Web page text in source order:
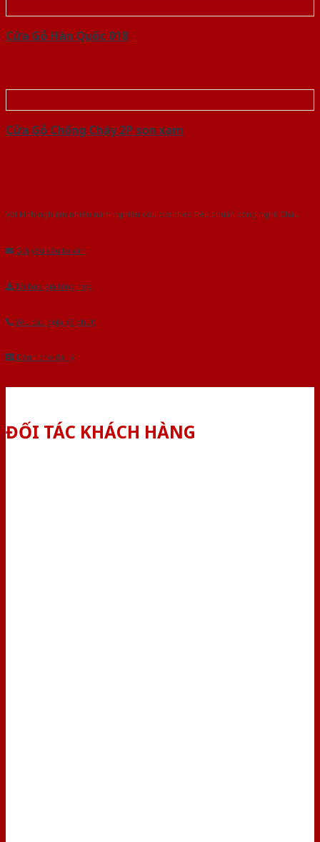
Cửa Gỗ Hàn Quốc 018
Cửa Gỗ Chống Cháy 2P son xam
Với kinh nghiệm nhiêu năm nghiên cứu cửa theo tiêu chuẩn công nghệ Châu
Âu.Chúng tôi tự tin là nhà sản xuất & cung cấp hàng đầu tại Việt Nam!
Gửi yêu cầu tư vấn
Tải báo giá tổng hợp
Yêu cầu gọi lại (3 phút)
Dành cho đại lý
ĐỐI TÁC KHÁCH HÀNG